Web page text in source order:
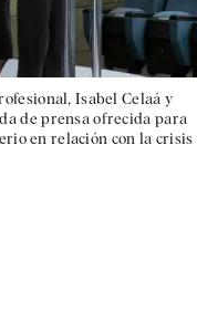
Isabel Celaá y
de prensa ofrecida para
en relación con la crisis